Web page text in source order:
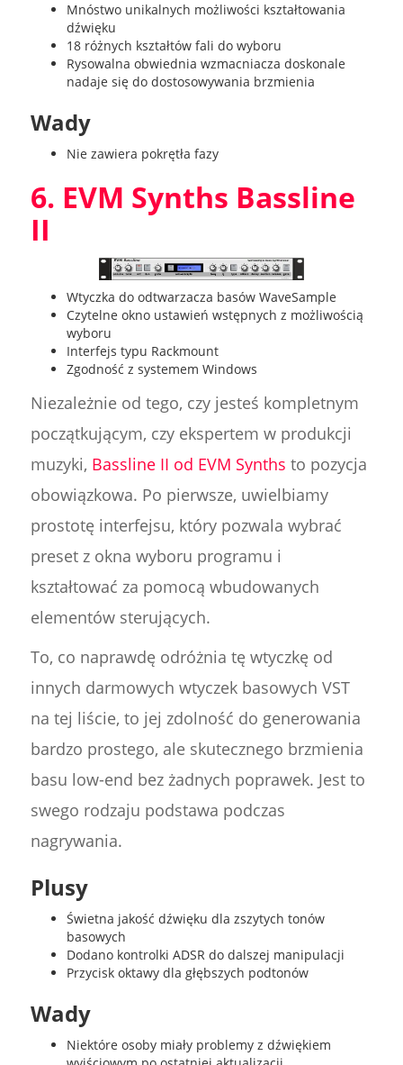
Mnóstwo unikalnych możliwości kształtowania
dźwięku
18 różnych kształtów fali do wyboru
Rysowalna obwiednia wzmacniacza doskonale
nadaje się do dostosowywania brzmienia
Wady
Nie zawiera pokrętła fazy
6. EVM Synths Bassline
II
Wtyczka do odtwarzacza basów WaveSample
Czytelne okno ustawień wstępnych z możliwością
wyboru
Interfejs typu Rackmount
Zgodność z systemem Windows
Niezależnie od tego, czy jesteś kompletnym
początkującym, czy ekspertem w produkcji
muzyki, Bassline II od EVM Synths to pozycja
obowiązkowa. Po pierwsze, uwielbiamy
prostotę interfejsu, który pozwala wybrać
preset z okna wyboru programu i
kształtować za pomocą wbudowanych
elementów sterujących.
To, co naprawdę odróżnia tę wtyczkę od
innych darmowych wtyczek basowych VST
na tej liście, to jej zdolność do generowania
bardzo prostego, ale skutecznego brzmienia
basu low-end bez żadnych poprawek. Jest to
swego rodzaju podstawa podczas
nagrywania.
Plusy
Świetna jakość dźwięku dla zszytych tonów
basowych
Dodano kontrolki ADSR do dalszej manipulacji
Przycisk oktawy dla głębszych podtonów
Wady
Niektóre osoby miały problemy z dźwiękiem